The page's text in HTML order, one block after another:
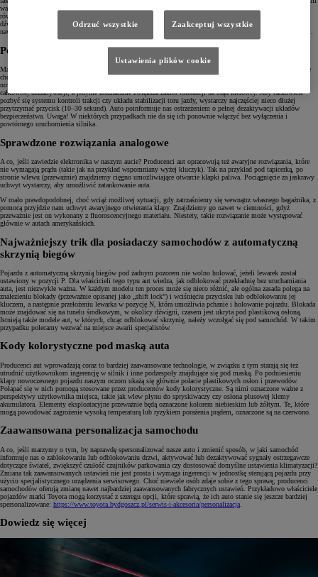
warunki jazdy. Większość z nich jest tam po to, by zapewniać prawidłową pracę układu napędowego. My
również możemy z nich korzystać, wybierając na przykład takie ustawienia, by nasze auto emitowało sygnał
dźwiękowy za każdym razem, gdy temperatura zbliży się do zera i wystąpi ryzyko jazdy po śliskiej
nawierzchni, lub zasuwało automatycznie szyberdach, gdy czujnik deszczu wykryje krople na szybie czołowej.
Pełna kontrola lub jej brak
Marzycie o tym, by przejąć całkowitą kontrolę nad autem i pojeździć w bardziej ekstremalny sposób? A może
chcecie wykopać się z głębokiego śniegu, ale kontrola trakcji uniemożliwia uślizg kół? W większości
nowoczesnych pojazdów wyłączenie systemów bezpieczeństwa odpowiednim przyciskiem nie powoduje ich
całkowitej dezaktywacji, a jedynie nieznacznie zwiększa zakres tolerancji na błąd kierowcy. Aby całkowicie
pozbyć się systemu kontroli trakcji czy układu stabilizacji toru jazdy, wystarczy najczęściej nieco dłużej
przytrzymać przycisk (10–30 sekund). Auto poinformuje nas ostrzeżeniem o pełnej dezaktywacji układów
bezpieczeństwa. Uwaga! W niektórych przypadkach nie da się ich ponownie włączyć bez wyłączenia i
powtórnego uruchomienia silnika.
Sprawdzone rozwiązania analogowe
A co, jeśli zawiedzie elektronika w naszym aucie? Producenci aut opracowują też awaryjne rozwiązania, które
nie wymagają prądu (takie jak na przykład wspomniany wyżej kluczyk). Tak na przykład pod tapicerką, po
stronie wlewu (przeważnie) znajdziemy cięgno umożliwiające otwarcie klapki paliwa. Pociągnięcie za jaskrawy
uchwyt wystarczy, aby umożliwić zatankowanie auta.
W mało prawdopodobnej, choć wciąż możliwej sytuacji, gdy zatrzaśniemy się wewnątrz własnego bagażnika, z
pomocą przyjdzie nam uchwyt awaryjnego otwierania klapy. Znajdziemy go nawet w ciemności, gdyż
przeważnie jest on wykonany z fluoroscencyjnego materiału. Niestety, takie rozwiązanie może występować
głównie w autach amerykańskich.
Najważniejszy trik dla posiadaczy samochodów z automatyczną
skrzynią biegów
Pojazdu z automatyczną skrzynią biegów pod żadnym pozorem nie wolno holować, jeżeli lewarek został
ustawiony w pozycji P. Dla właścicieli tego typu aut wiedza, jak odblokować przekładnię bez uruchamiania
auta, jest niezwykle ważna. W każdym modelu ten proces może się nieco różnić, ale ogólna zasada polega na
znalezieniu blokady (przeważnie opisanej jako „shift lock”) i wciśnięciu przycisku lub odblokowaniu jej
kluczem, a następnie przełożeniu lewarka w pozycję N, która umożliwia pchanie i holowanie pojazdu. Blokada
może znajdować się na tunelu środkowym, w okolicy dźwigni, czasem jest ukryta pod plastikową osłoną.
Istnieją także modele aut, w których, chcąc odblokować skrzynię, należy wczołgać się pod samochód. W takim
przypadku polecamy wezwać na miejsce awarii specjalistów.
Kody kolorystyczne pod maską auta
Producenci aut wprowadzają coraz to bardziej zaawansowane technologie, w związku z tym starają się też
utrudnić użytkownikom ingerencję w silnik i inne podzespoły znajdujące się pod maską. Po podniesieniu
klapy nowoczesnego pojazdu naszym oczom ukażą się głównie połacie plastikowych osłon i przewodów.
Połapać się w nich pomogą stosowane przez producentów kody kolorystyczne. Są nimi oznaczone ważne z
perspektywy użytkownika miejsca, takie jak wlew płynu do spryskiwaczy czy osłona plusowej klemy
akumulatora. Elementy eksploatacyjne przeważnie będą oznaczone kolorem niebieskim lub żółtym. Te, które
mogą powodować zagrożenie wysoką temperaturą lub ryzykiem porażenia prądem, oznaczone są na czerwono.
Zaawansowana personalizacja samochodu
A co, jeśli marzymy o tym, by naprawdę spersonalizować nasze auto i zmienić sposób, w jaki samochód
informuje nas o zablokowaniu lub odblokowaniu drzwi, aktywować lub dezaktywować sygnały ostrzegawcze
dotyczące świateł, zwiększyć czułość czujników parkowania czy dostosować domyślne ustawienia klimatyzacji?
Zmiana tak zaawansowanych ustawień nie jest prosta i wymaga ingerencji w jednostkę sterującą pojazdu przy
użyciu specjalistycznego urządzenia serwisowego. Choć niewiele osób zdaje sobie z tego sprawę, producenci
samochodów oferują zmianę nawet najbardziej zaawansowanych fabrycznych ustawień. Przykładowo właściciele
pojazdów marki Toyota mogą korzystać z szeregu opcji, które sprawią, że ich auto stanie się jeszcze bardziej
spersonalizowane: https://www.toyota.bydgoszcz.pl/serwis-i-akcesoria/personalizacja
Dowiedz się więcej
Odrzuć wszystkie Zaakceptuj wszystkie
Ustawienia plików cookie